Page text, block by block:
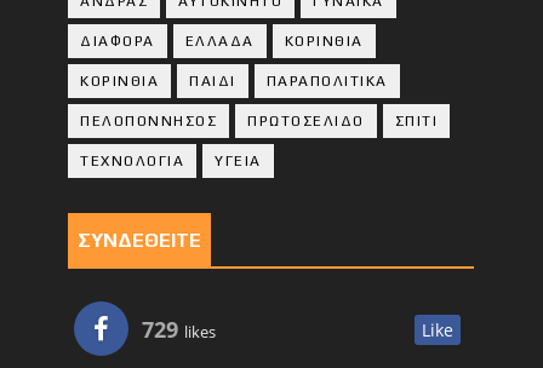
ΔΙΑΦΟΡΑ ΕΛΛΑΔΑ ΚΟΡΙΝΘΙΑ
ΚΟΡΙΝΘΙA ΠΑΙΔΙ ΠΑΡΑΠΟΛΙΤΙΚΑ
ΠΕΛΟΠΟΝΝΗΣΟΣ ΠΡΩΤΟΣΕΛΙΔΟ ΣΠΙΤΙ
ΤΕΧΝΟΛΟΓΙΑ ΥΓΕΙΑ
ΣΥΝΔΕΘΕΙΤΕ
729 likes Like